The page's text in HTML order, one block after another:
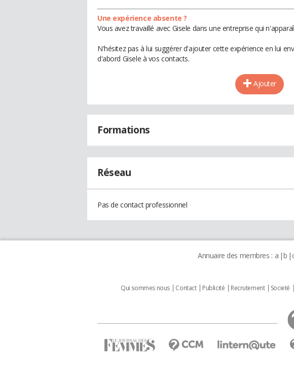
Une expérience absente ?
Vous avez travaillé avec Gisele dans une entreprise qui
N'hésitez pas à lui suggérer d'ajouter cette expérience en lui
d'abord Gisele à vos contacts.
Ajouter
Formations
Réseau
Pas de contact professionnel
Annuaire des membres : a b
Qui sommes nous Contact Publicité Recrutement Societé